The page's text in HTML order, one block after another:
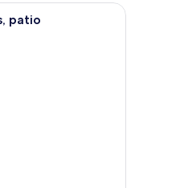
fixées au mur.
de qualité supérieure, bureau
patio